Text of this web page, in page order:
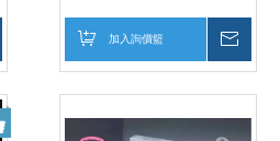
加入詢價籃